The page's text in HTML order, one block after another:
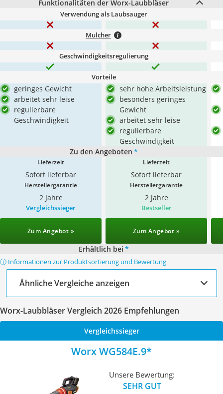
Funktionalitäten der Worx-Laubbläser
Verwendung als Laubsauger
Mulcher
Geschwindigkeitsregulierung
Vorteile
geringes Gewicht
arbeitet sehr leise
regulierbare
Geschwindigkeit
sehr hohe Arbeitsleistung
besonders geringes
Gewicht
arbeitet sehr leise
regulierbare
Geschwindigkeit
Zu den Angeboten *
Lieferzeit
Sofort lieferbar
Lieferzeit
Sofort lieferbar
Herstellergarantie
2 Jahre
Herstellergarantie
2 Jahre
Vergleichssieger
Zum Angebot »
Bestseller
Zum Angebot »
Erhältlich bei *
ⓘ Informationen zur Produktsortierung und Bewertung
Ähnliche Vergleiche anzeigen
Worx-Laubbläser Vergleich 2026 Empfehlungen
Vergleichssieger
Worx WG584E.9
Unsere Bewertung:
SEHR GUT